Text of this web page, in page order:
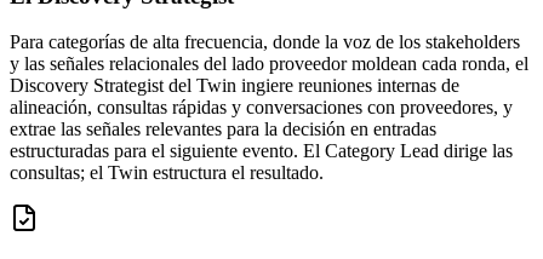
Para categorías de alta frecuencia, donde la voz de los stakeholders
y las señales relacionales del lado proveedor moldean cada ronda, el
Discovery Strategist del Twin ingiere reuniones internas de
alineación, consultas rápidas y conversaciones con proveedores, y
extrae las señales relevantes para la decisión en entradas
estructuradas para el siguiente evento. El Category Lead dirige las
consultas; el Twin estructura el resultado.